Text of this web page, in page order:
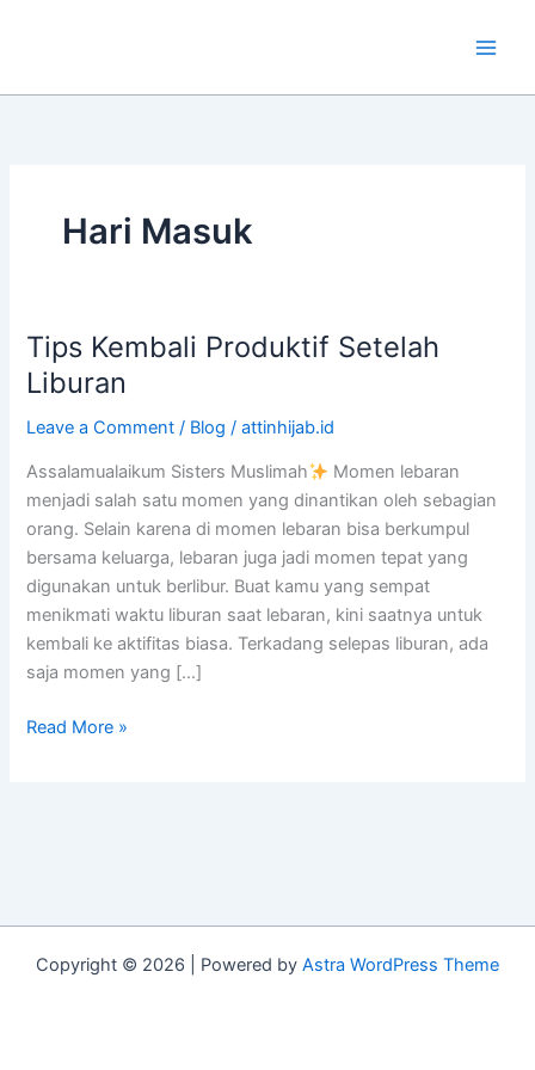
Hari Masuk
Tips Kembali Produktif Setelah
Liburan
Leave a Comment / Blog /attinhijab.id
Assalamualaikum Sisters Muslimah
Momen lebaran
menjadi salah satu momen yang dinantikan oleh sebagian
orang. Selain karena di momen lebaran bisa berkumpul
bersama keluarga, lebaran juga jadi momen tepat yang
digunakan untuk berlibur. Buat kamu yang sempat
menikmati waktu liburan saat lebaran, kini saatnya untuk
kembali ke aktifitas biasa. Terkadang selepas liburan, ada
saja momen yang […]
Tips
Kembali
Produktif
Setelah
Read More »
Copyright © 2026 | Powered by Astra WordPress Theme